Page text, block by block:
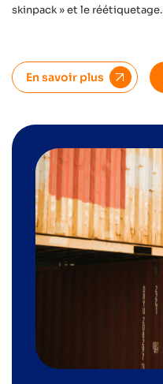
skinpack » et le réétiquetage.
En savoir plus